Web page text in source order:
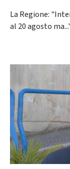
La Regione:
al 20 agosto